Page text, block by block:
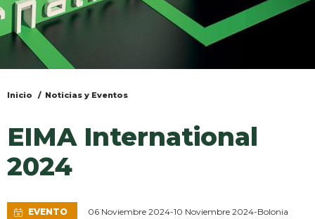
Usted
aquí
Inicio Noticias y Eventos
EIMA International
2024
EVENTO 06 Noviembre 2024-10 Noviembre 2024-Bolonia